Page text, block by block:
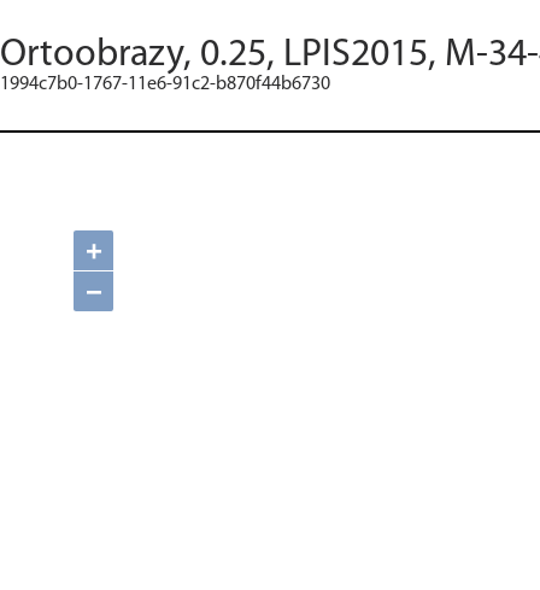
Ortoobrazy, 0.25, LPIS2015, M-
1994c7b0-1767-11e6-91c2-b870f44b6730
+
−